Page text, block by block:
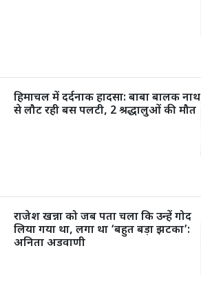
हिमाचल में दर्दनाक हादसा: बाबा बालक नाथ
से लौट रही बस पलटी, 2 श्रद्धालुओं की मौत
राजेश खन्ना को जब पता चला कि उन्हें गोद
लिया गया था, लगा था ‘बहुत बड़ा झटका’:
अनिता अडवाणी